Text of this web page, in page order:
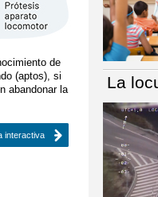
de
(aptos), si
abandonar la
interactiva
NÚMERO
La